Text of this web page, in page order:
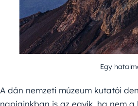
Egy
A dán nemzeti múzeum kutatói